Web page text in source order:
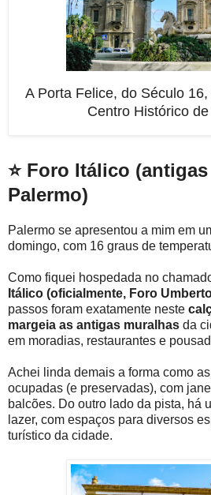
A Porta Felice, do Século
Centro Histórico
⭐ Foro Itálico
Palermo)
Palermo se apresentou a mim em
domingo, com 16 graus de
Como fiquei hospedada no
Itálico (oficialmente, Foro
passos foram exatamente neste
margeia as antigas muralhas da
em moradias, restaurantes e
Achei linda demais a forma como
ocupadas (e preservadas), com
balcões. Do outro lado da pista, há
lazer, com espaços para diversos
turístico da cidade.